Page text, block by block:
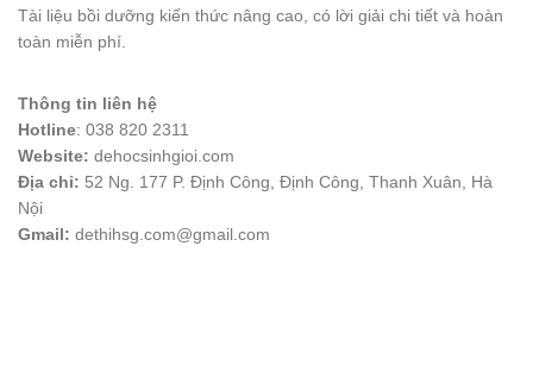
Tài liệu bồi dưỡng kiến thức nâng cao, có lời giải chi tiết và hoàn
toàn miễn phí.
Thông tin liên hệ
Hotline: 038 820 2311
Website: dehocsinhgioi.com
Địa chỉ: 52 Ng. 177 P. Định Công, Định Công, Thanh Xuân, Hà
Nội
Gmail: dethihsg.com@gmail.com